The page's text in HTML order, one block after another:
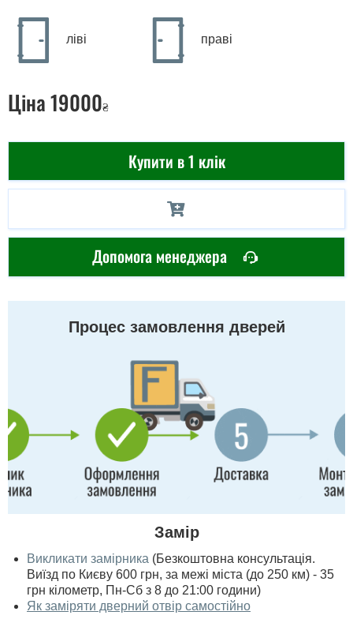
ліві праві
Ціна19000₴
Купити в 1 клік
Допомога менеджера
Процес замовлення дверей
Замір
Викликати замірника (Безкоштовна консультація.
Виїзд по Києву 600 грн, за межі міста (до 250 км) - 35
грн кілометр, Пн-Сб з 8 до 21:00 години)
Як заміряти дверний отвір самостійно